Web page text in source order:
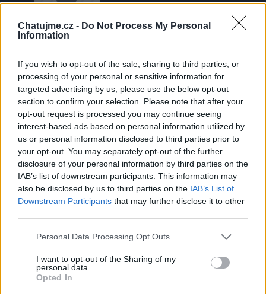
Chatujme.cz - Do Not Process My Personal
Information
If you wish to opt-out of the sale, sharing to third parties, or
processing of your personal or sensitive information for
targeted advertising by us, please use the below opt-out
section to confirm your selection. Please note that after your
opt-out request is processed you may continue seeing
interest-based ads based on personal information utilized by
us or personal information disclosed to third parties prior to
your opt-out. You may separately opt-out of the further
disclosure of your personal information by third parties on the
IAB’s list of downstream participants. This information may
also be disclosed by us to third parties on the IAB’s List of
Downstream Participants that may further disclose it to other
Personal Data Processing Opt Outs
I want to opt-out of the Sharing of my
personal data.
Opted In
Věk: 33
Země:
Kontakt
Napsat uživateli vzkaz
Informace o profilu a chatu
Registrace od: 31.03.2014 17:15
Online: Není nikde online
Naposledy aktivní: 07.04.2024 22:30
Prochatováno: 383.29 hod.
Profil zobrazen : 253x
Líbí se:0
Oblibené místnosti
Sledované diskuze